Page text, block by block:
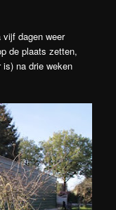
vijf dagen weer
de plaats zetten,
na drie weken